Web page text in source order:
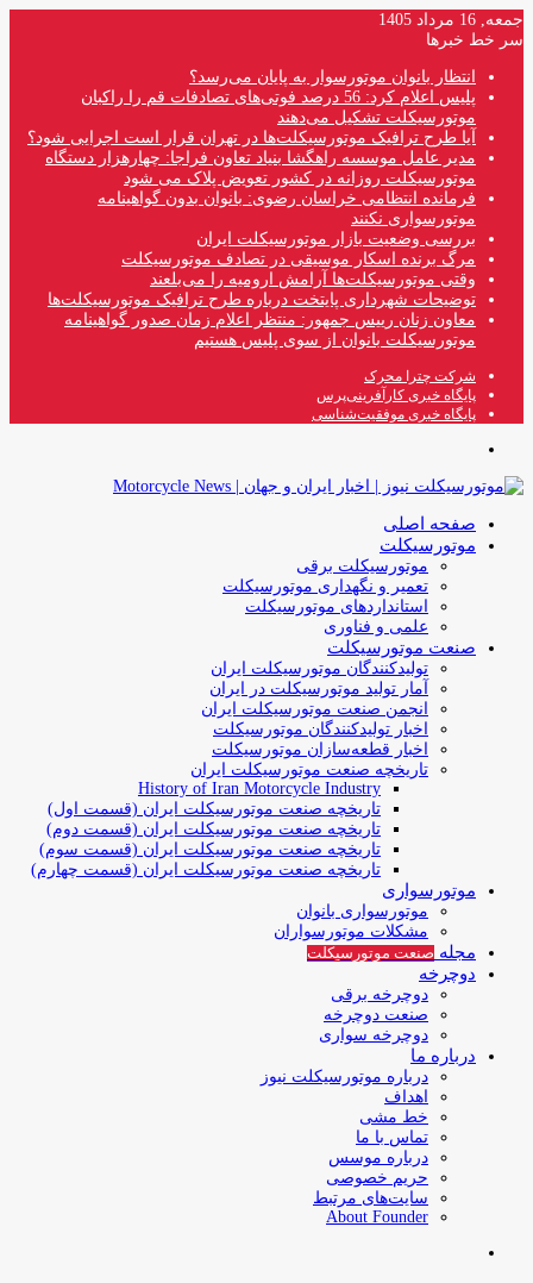
جمعه, 16 مرداد 1405
سر خط خبرها
انتظار بانوان موتورسوار به پایان می‌رسد؟
پلیس اعلام کرد: 56 درصد فوتی‌های تصادفات قم را راکبان
موتورسیکلت تشکیل می‌دهند
آیا طرح ترافیک موتورسیکلت‌ها در تهران قرار است اجرایی شود؟
مدیر عامل موسسه راهگشا بنیاد تعاون فراجا: چهارهزار دستگاه
موتورسیکلت روزانه در کشور تعویض پلاک می شود
فرمانده انتظامی خراسان رضوی: بانوان بدون گواهینامه
موتورسواری نکنند
بررسی وضعیت بازار موتورسیکلت ایران
مرگ برنده اسکار موسیقی در تصادف موتورسیکلت
وقتی موتورسیکلت‌ها آرامش ارومیه را می‌بلعند
توضیحات شهرداری پایتخت درباره طرح ترافیک موتورسیکلت‌ها
معاون زنان رییس جمهور: منتظر اعلام زمان صدور گواهینامه
موتورسیکلت بانوان از سوی پلیس هستیم
شرکت چترا محرک
پایگاه خبری کارآفرینی‌پرس
پایگاه خبری موفقیت‌شناسی
صفحه اصلی
موتورسیکلت
موتورسیکلت برقی
تعمیر و نگهداری موتورسیکلت
استانداردهای موتورسیکلت
علمی و فناوری
صنعت موتورسیکلت
تولیدکنندگان موتورسیکلت ایران
آمار تولید موتورسیکلت در ایران
انجمن صنعت موتورسیکلت ایران
اخبار تولیدکنندگان موتورسیکلت
اخبار قطعه‌سازان موتورسیکلت
تاریخچه صنعت موتورسیکلت ایران
History of Iran Motorcycle Industry
تاریخچه صنعت موتورسیکلت ایران (قسمت اول)
تاریخچه صنعت موتورسیکلت ایران (قسمت دوم)
تاریخچه صنعت موتورسیکلت ایران (قسمت سوم)
تاریخچه صنعت موتورسیکلت ایران (قسمت چهارم)
موتورسواری
موتورسواری بانوان
مشکلات موتورسواران
مجله صنعت موتورسیکلت
دوچرخه
دوچرخه برقی
صنعت دوچرخه
دوچرخه سواری
درباره ما
درباره موتورسیکلت نیوز
اهداف
خط مشی
تماس با ما
درباره موسس
حریم خصوصی
سایت‌های مرتبط
About Founder